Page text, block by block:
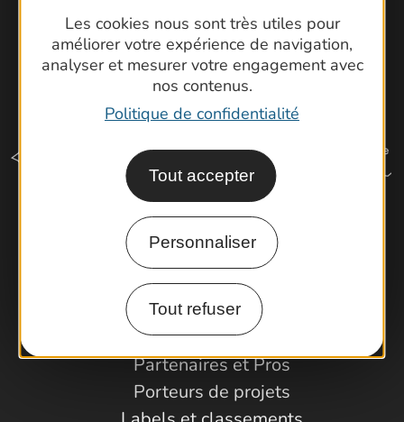
Les cookies nous sont très utiles pour
améliorer votre expérience de navigation,
analyser et mesurer votre engagement avec
nos contenus.
Politique de confidentialité
Tout accepter
Personnaliser
Tout refuser
Comment venir ?
Espace Pro
Observatoire
Partenaires et Pros
Porteurs de projets